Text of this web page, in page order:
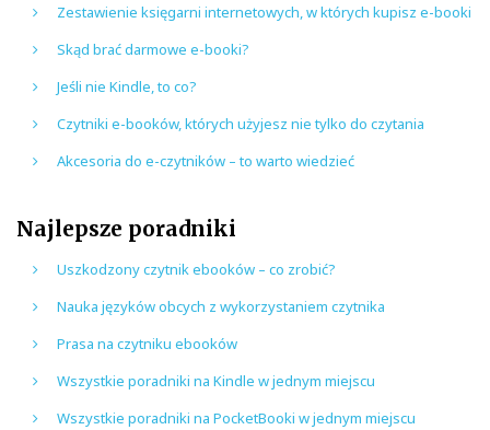
Zestawienie księgarni internetowych, w których kupisz e-booki
Skąd brać darmowe e-booki?
Jeśli nie Kindle, to co?
Czytniki e-booków, których użyjesz nie tylko do czytania
Akcesoria do e-czytników – to warto wiedzieć
Najlepsze poradniki
Uszkodzony czytnik ebooków – co zrobić?
Nauka języków obcych z wykorzystaniem czytnika
Prasa na czytniku ebooków
Wszystkie poradniki na Kindle w jednym miejscu
Wszystkie poradniki na PocketBooki w jednym miejscu